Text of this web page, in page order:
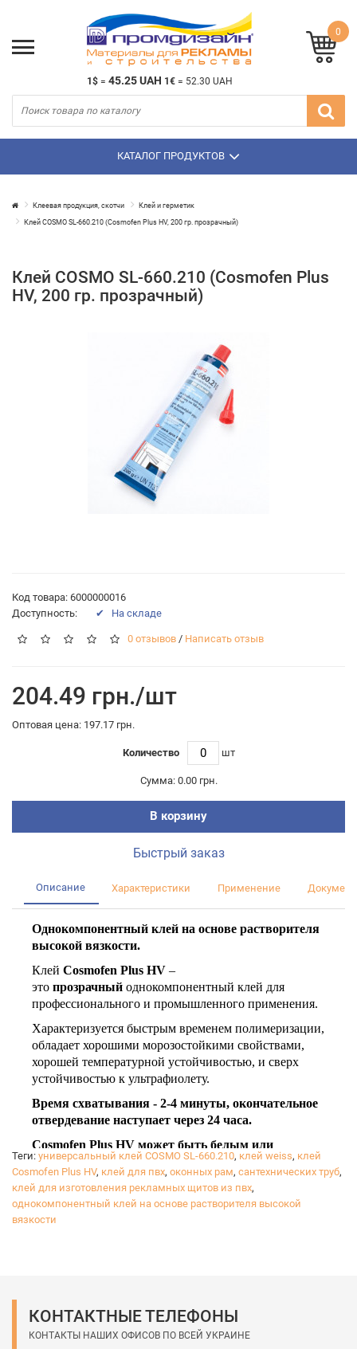
1$ = 45.25 UAH 1€ = 52.30 UAH
0
КАТАЛОГ ПРОДУКТОВ
Клеевая продукция, скотчи Клей и герметик
Клей COSMO SL-660.210 (Cosmofen Plus HV, 200 гр. прозрачный)
Клей COSMO SL-660.210 (Cosmofen Plus
HV, 200 гр. прозрачный)
Код товара: 6000000016
Доступность:
✔ На складе
0 отзывов / Написать отзыв
204.49 грн./шт
Оптовая цена: 197.17 грн.
Количество шт
Сумма: 0.00 грн.
В корзину
Быстрый заказ
Описание Характеристики Применение
Однокомпонентный клей на основе растворителя
высокой вязкости.
Клей Cosmofen Рlus HV –
это прозрачный однокомпонентный клей для
профессионального и промышленного применения.
Характеризуется быстрым временем полимеризации,
обладает хорошими морозостойкими свойствами,
хорошей температурной устойчивостью, и сверх
устойчивостью к ультрафиолету.
Время схватывания - 2-4 минуты, окончательное
отвердевание наступает через 24 часа.
Сosmofen Plus HV может быть белым или
прозрачным, используется для монтажных работ.
Теги: универсальный клей COSMO SL-660.210, клей weiss, клей
Cosmofen Plus HV, клей для пвх, оконных рам, сантехнических труб,
клей для изготовления рекламных щитов из пвх,
однокомпонентный клей на основе растворителя высокой
вязкости
КОНТАКТНЫЕ ТЕЛЕФОНЫ
КОНТАКТЫ НАШИХ ОФИСОВ ПО ВСЕЙ УКРАИНЕ